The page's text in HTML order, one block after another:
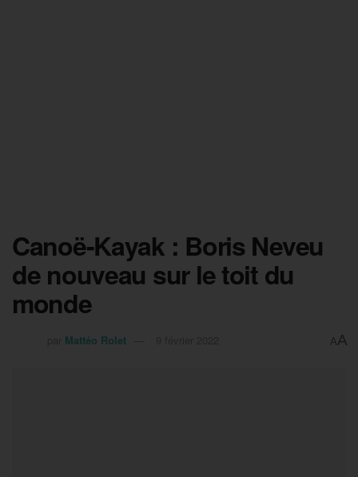
Canoë-Kayak : Boris Neveu
de nouveau sur le toit du
monde
Mattéo Rolet AA